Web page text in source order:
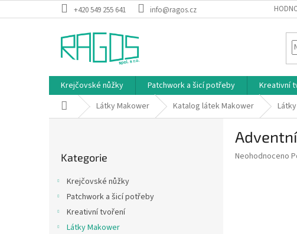
na
+420 549 255 641 info@ragos.cz
Krejčovské nůžky Patchwork a šicí potřeby Kreativní
Domů Látky Makower Katalog látek Makower
kategorie
Kategorie
Krejčovské nůžky
Patchwork a šicí potřeby
Kreativní tvoření
Látky Makower
Průměrné
Neohodnoceno